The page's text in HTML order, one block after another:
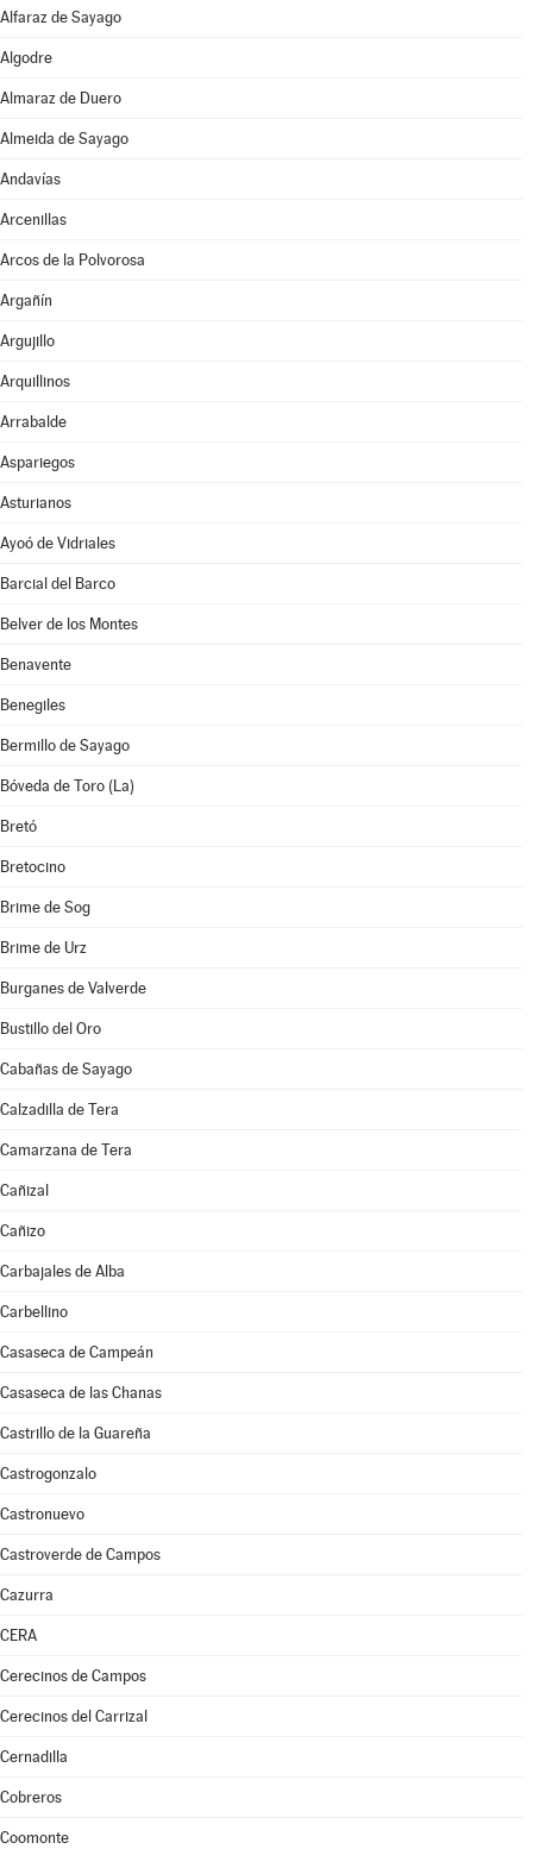
Alfaraz de Sayago
Algodre
Almaraz de Duero
Almeida de Sayago
Andavías
Arcenillas
Arcos de la Polvorosa
Argañín
Argujillo
Arquillinos
Arrabalde
Aspariegos
Asturianos
Ayoó de Vidriales
Barcial del Barco
Belver de los Montes
Benavente
Benegiles
Bermillo de Sayago
Bóveda de Toro (La)
Bretó
Bretocino
Brime de Sog
Brime de Urz
Burganes de Valverde
Bustillo del Oro
Cabañas de Sayago
Calzadilla de Tera
Camarzana de Tera
Cañizal
Cañizo
Carbajales de Alba
Carbellino
Casaseca de Campeán
Casaseca de las Chanas
Castrillo de la Guareña
Castrogonzalo
Castronuevo
Castroverde de Campos
Cazurra
CERA
Cerecinos de Campos
Cerecinos del Carrizal
Cernadilla
Cobreros
Coomonte